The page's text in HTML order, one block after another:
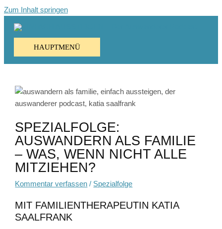
Zum Inhalt springen
HAUPTMENÜ
SPEZIALFOLGE:
AUSWANDERN ALS FAMILIE
– WAS, WENN NICHT ALLE
MITZIEHEN?
Kommentar verfassen / Spezialfolge
MIT FAMILIENTHERAPEUTIN KATIA
SAALFRANK